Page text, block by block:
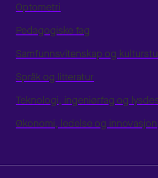
Optometri
Pedagogiske fag
Samfunnsvitenskap og
Språk og litteratur
Teknologi, ingeniørfag og
Økonomi, ledelse og innovasjon